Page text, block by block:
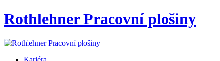
Rothlehner Pracovní plošiny
Kariéra